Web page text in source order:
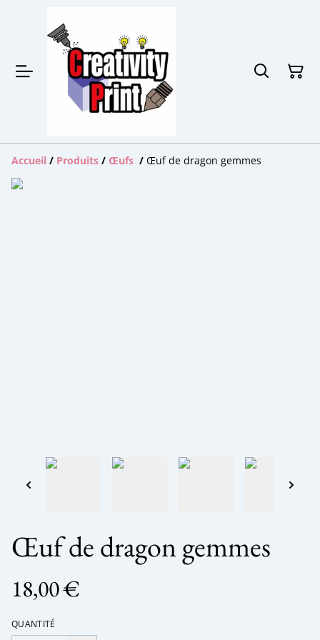
Accueil / Produits / Œufs / Œuf de dragon gemmes
Œuf de dragon gemmes
18,00 €
QUANTITÉ